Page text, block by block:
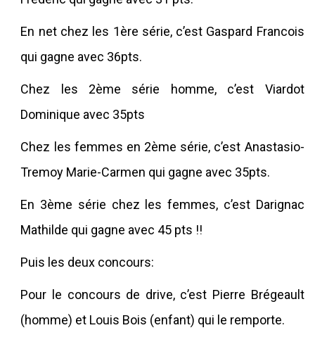
En net chez les 1ère série, c’est Gaspard Francois
qui gagne avec 36pts.
Chez les 2ème série homme, c’est Viardot
Dominique avec 35pts
Chez les femmes en 2ème série, c’est Anastasio-
Tremoy Marie-Carmen qui gagne avec 35pts.
En 3ème série chez les femmes, c’est Darignac
Mathilde qui gagne avec 45 pts !!
Puis les deux concours:
Pour le concours de drive, c’est Pierre Brégeault
(homme) et Louis Bois (enfant) qui le remporte.